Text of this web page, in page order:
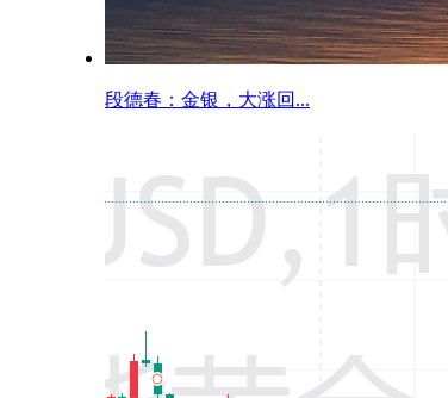
段德春：金银，大涨回...